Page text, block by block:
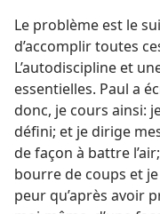
Le problème est le
d’accomplir toutes
L’autodiscipline et
essentielles. Paul a
donc, je cours ainsi:
défini; et je dirige
de façon à battre
bourre de coups et je
peur qu’après avoir